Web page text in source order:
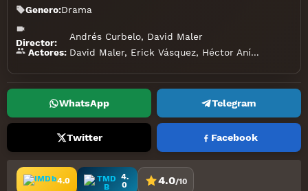
Genero:Drama
Director:
Andrés Curbelo, David Maler
Actores: David Maler, Erick Vásquez, Héctor Aníbal
WhatsApp Telegram
Twitter Facebook
4.0
4.
0
4.0/10